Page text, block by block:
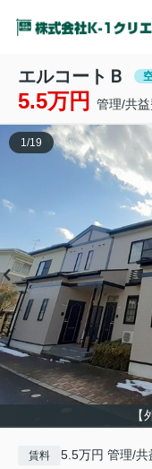
エルコートＢ
5.5万円 管理/共
1 /19
賃料 5.5万円 管理/共